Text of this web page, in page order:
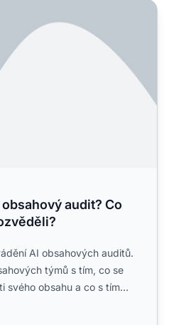
audit? Co jste se skutečně
audit? Co
AI obsahových auditů.
týmů s tím, co se
svého obsahu a co s tím